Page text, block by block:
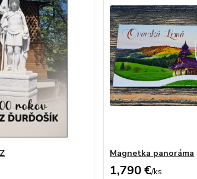
Magnetka panoráma
1,790 €/ks